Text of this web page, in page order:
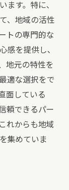
のコツ
ます。特に、
、地域の活性
トの専門的な
感を提供し、
地元の特性を
適な選択をで
面している
頼できるパー
れからも地域
集めていま